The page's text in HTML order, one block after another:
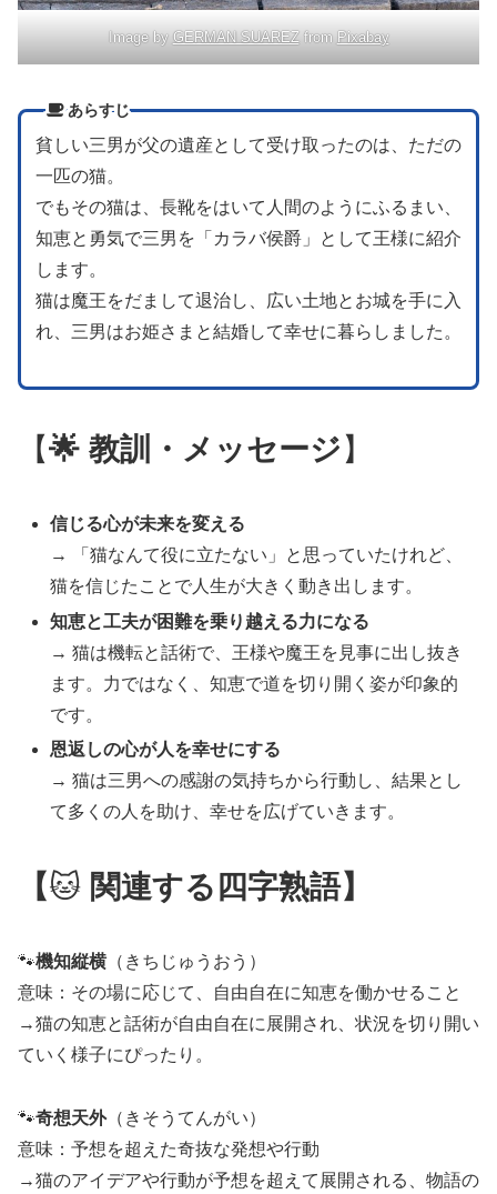
Image by GERMAN SUAREZ from Pixabay
あらすじ
貧しい三男が父の遺産として受け取ったのは、ただの
一匹の猫。
でもその猫は、長靴をはいて人間のようにふるまい、
知恵と勇気で三男を「カラバ侯爵」として王様に紹介
します。
猫は魔王をだまして退治し、広い土地とお城を手に入
れ、三男はお姫さまと結婚して幸せに暮らしました。
【🌟 教訓・メッセージ 】
信じる心が未来を変える
→ 「猫なんて役に立たない」と思っていたけれど、
猫を信じたことで人生が大きく動き出します。
知恵と工夫が困難を乗り越える力になる
→ 猫は機転と話術で、王様や魔王を見事に出し抜き
ます。力ではなく、知恵で道を切り開く姿が印象的
です。
恩返しの心が人を幸せにする
→ 猫は三男への感謝の気持ちから行動し、結果とし
て多くの人を助け、幸せを広げていきます。
【🐱 関連する四字熟語】
🐾機知縦横（きちじゅうおう）
意味：その場に応じて、自由自在に知恵を働かせること
→猫の知恵と話術が自由自在に展開され、状況を切り開い
ていく様子にぴったり。
🐾奇想天外（きそうてんがい）
意味：予想を超えた奇抜な発想や行動
→猫のアイデアや行動が予想を超えて展開される、物語の